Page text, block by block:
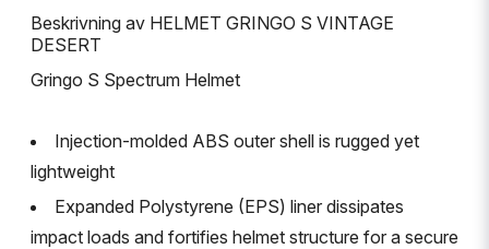
Beskrivning av HELMET GRINGO S VINTAGE
DESERT
Gringo S Spectrum Helmet
Injection-molded ABS outer shell is rugged yet
lightweight
Expanded Polystyrene (EPS) liner dissipates
impact loads and fortifies helmet structure for a secure